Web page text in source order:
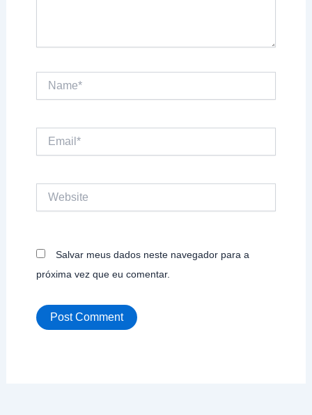
Name*
Salvar meus dados neste navegador para a
próxima vez que eu comentar.